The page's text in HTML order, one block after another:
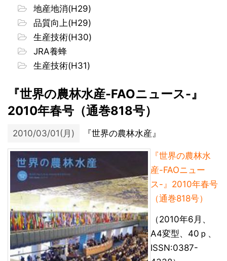
地産地消(H29)
品質向上(H29)
生産技術(H30)
JRA養蜂
生産技術(H31)
『世界の農林水産-FAOニュース-』
2010年春号（通巻818号）
2010/03/01(月) 『世界の農林水産』
『世界の農林水
産-FAOニュー
ス-』2010年春号
（通巻818号）
（2010年6月、
A4変型、40ｐ、
ISSN:0387-